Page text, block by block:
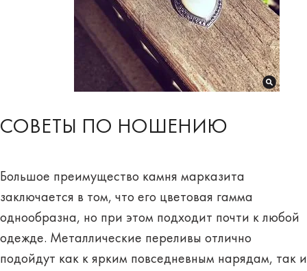
СОВЕТЫ ПО НОШЕНИЮ
Большое преимущество камня марказита
заключается в том, что его цветовая гамма
однообразна, но при этом подходит почти к любой
одежде. Металлические переливы отлично
подойдут как к ярким повседневным нарядам, так и